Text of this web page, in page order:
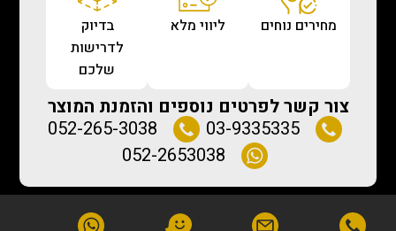
מחירים נוחים ליווי מלא
בדיוק
לדרישות
שלכם
צור קשר לפרטים נוספים והזמנת המוצר
03-9335335
052-265-3038
052-2653038